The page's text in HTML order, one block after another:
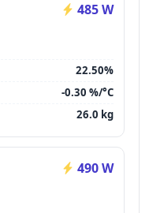
485 W
22.50%
-0.30 %/°C
26.0 kg
490 W